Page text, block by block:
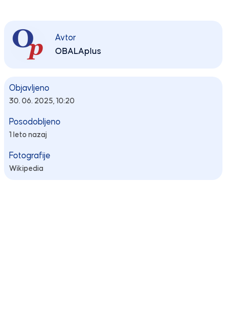
Avtor
OBALAplus
Objavljeno
30. 06. 2025, 10:20
Posodobljeno
1 leto nazaj
Fotografije
Wikipedia